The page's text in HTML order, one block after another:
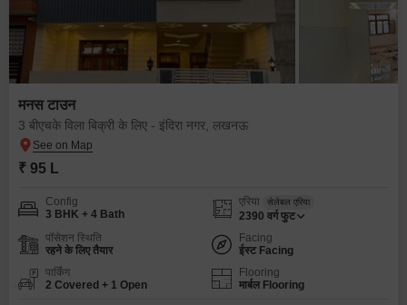
मनस टाउन
3 बीएचके विला बिक्री के लिए - इंदिरा नगर, लखनऊ
₹ 95 L
Config
3 BHK + 4 Bath
एरिया सेलेबल एरिया
2390 वर्ग फुट
पॉसेशन स्थिति
रहने के लिए तैयार
Facing
ईस्ट Facing
पार्किंग
2 Covered + 1 Open
Flooring
मार्बल Flooring